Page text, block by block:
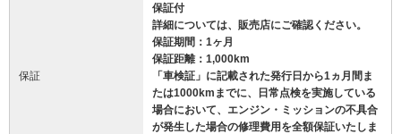
保証
保証付
詳細については、販売店にご確認ください。
保証期間：1ヶ月
保証距離：1,000km
「車検証」に記載された発行日から1ヵ月間ま
たは1000kmまでに、日常点検を実施している
場合において、エンジン・ミッションの不具合
が発生した場合の修理費用を全額保証いたしま